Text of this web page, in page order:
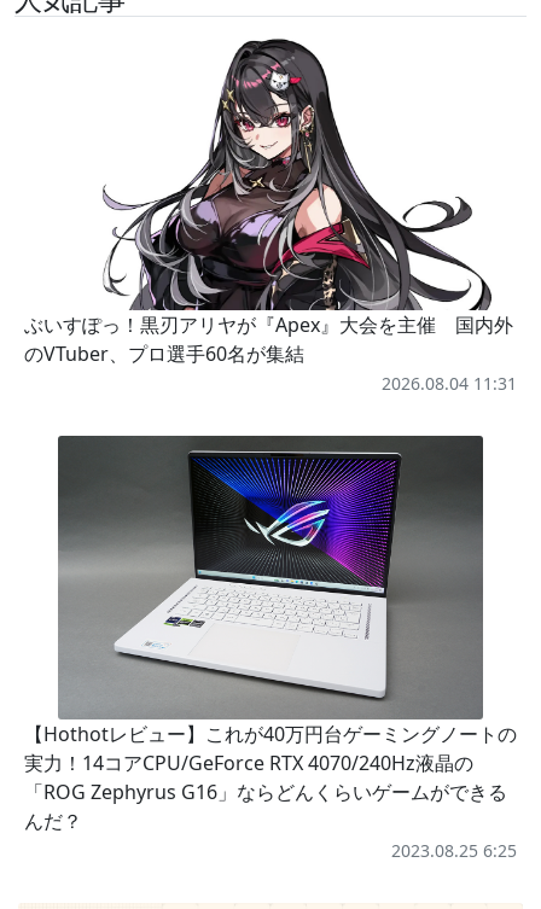
ぶいすぽっ！黒刃アリヤが『Apex』大会を主催 国内外
のVTuber、プロ選手60名が集結
2026.08.04 11:31
【Hothotレビュー】これが40万円台ゲーミングノートの
実力！14コアCPU/GeForce RTX 4070/240Hz液晶の
「ROG Zephyrus G16」ならどんくらいゲームができる
んだ？
2023.08.25 6:25